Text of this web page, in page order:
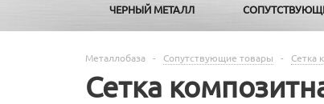
ЧЕРНЫЙ МЕТАЛЛ
Металлобаза - Сопутствующие товары - Сетка
Сетка